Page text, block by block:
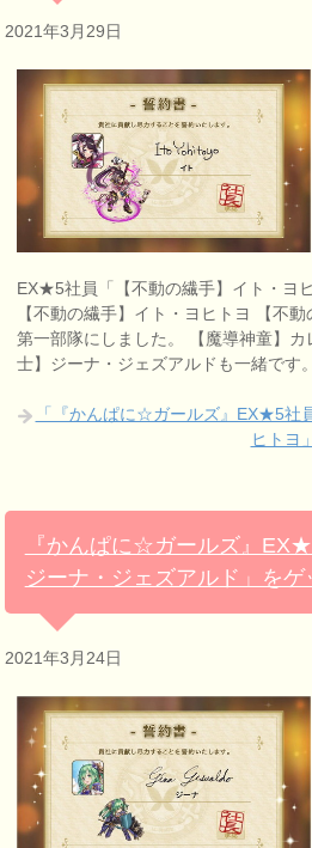
2021年3月29日
EX★5社員「【不動の繊手】イト・ヨ
【不動の繊手】イト・ヨヒトヨ 【不
第一部隊にしました。 【魔導神童】
士】ジーナ・ジェズアルドも一緒です
「『かんぱに☆ガールズ』EX★5社
ヒトヨ
『かんぱに☆ガールズ』
ジーナ・ジェズアルド」をゲ
2021年3月24日